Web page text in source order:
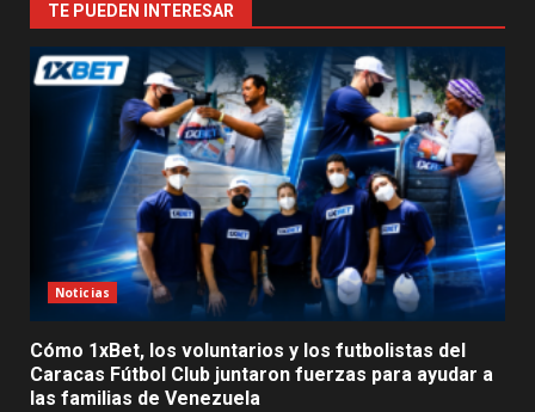
TE PUEDEN INTERESAR
Noticias
Cómo 1xBet, los voluntarios y los futbolistas del
Caracas Fútbol Club juntaron fuerzas para ayudar a
las familias de Venezuela